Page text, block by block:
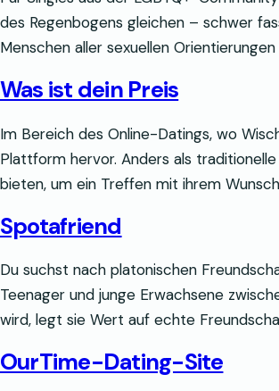
des Regenbogens gleichen – schwer
Menschen aller sexuellen
Was ist dein Preis
Im Bereich des Online-Datings, wo
Plattform hervor. Anders als
bieten, um ein Treffen mit ihrem
Spotafriend
Du suchst nach platonischen
Teenager und junge Erwachsene
wird, legt sie Wert auf echte
OurTime-Dating-Site